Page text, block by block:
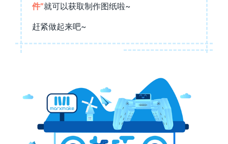
件”就可以获取制作图纸啦~
赶紧做起来吧~